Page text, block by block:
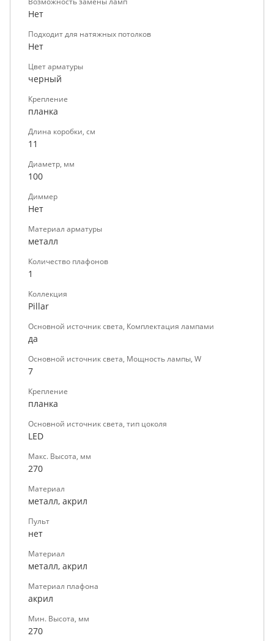
Нет
Подходит для натяжных потолков
Нет
Цвет арматуры
черный
Крепление
планка
Длина коробки, см
11
Диаметр, мм
100
Диммер
Нет
Материал арматуры
металл
Количество плафонов
1
Коллекция
Pillar
Основной источник света, Комплектация лампами
да
Основной источник света, Мощность лампы, W
7
Крепление
планка
Основной источник света, тип цоколя
LED
Макс. Высота, мм
270
Материал
металл, акрил
Пульт
нет
Материал
металл, акрил
Материал плафона
акрил
Мин. Высота, мм
270